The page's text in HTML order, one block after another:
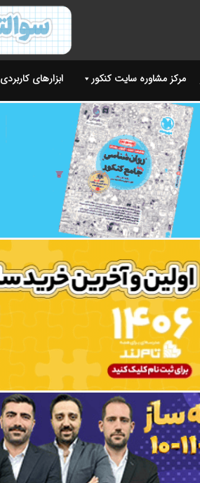
مرکز مشاوره سایت کنکور ابزارهای کاربردی